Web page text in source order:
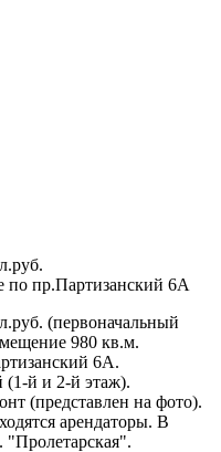
пр.Партизанский 6А
(первоначальный
980 кв.м.
6А.
(1-й и 2-й этаж).
(представлен на фото).
арендаторы. В
"Пролетарская".